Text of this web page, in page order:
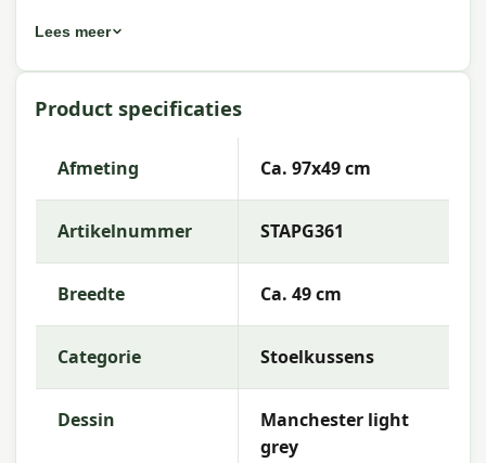
Eigenschappen Madison
stapelstoelkussen Outd Manchester
light grey 97x49 cm
STAPG361
EAN:8713229288815
Kleur:grey
Afmeting:Ca. 97x49 cm
Kleurechtheid:
Lees meer
Product specificaties
Afmeting Ca. 97x49 cm
Artikelnummer STAPG361
Breedte Ca. 49 cm
Categorie Stoelkussens
Dessin
Manchester light
grey